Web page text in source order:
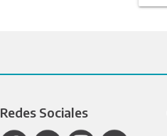
Redes Sociales